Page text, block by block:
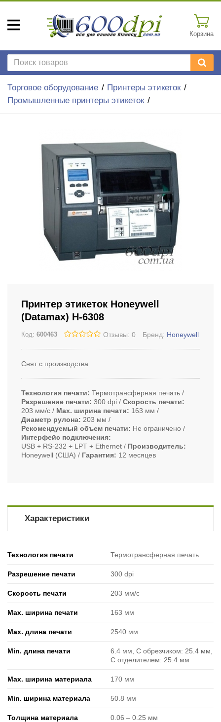
Корзина
Торговое оборудование
Принтеры этикеток
Промышленные принтеры этикеток
Принтер этикеток Honeywell
(Datamax) H-6308
Код: 600463 Отзывы: 0 Бренд: Honeywell
Снят с производства
Технология печати
Термотрансферная печать
Разрешение печати
300 dpi
Скорость печати
203 мм/с
Max. ширина печати
163 мм
Диаметр рулона
203 мм
Рекомендуемый объем печати
Не ограничено
Интерфейс подключения
USB + RS-232 + LPT + Ethernet
Производитель
Honeywell (США)
Гарантия 12 месяцев
Характеристики
Технология печати Термотрансферная печать
Разрешение печати 300 dpi
Скорость печати 203 мм/с
Max. ширина печати 163 мм
Max. длина печати 2540 мм
Min. длина печати
6.4 мм, С обрезчиком: 25.4 мм,
С отделителем: 25.4 мм
Max. ширина материала 170 мм
Min. ширина материала 50.8 мм
Толщина материала 0.06 ‒ 0.25 мм